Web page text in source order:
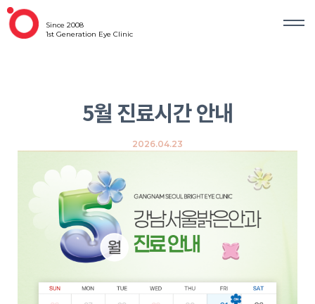
Since 2008
1st Generation Eye Clinic
5월 진료시간 안내
2026.04.23